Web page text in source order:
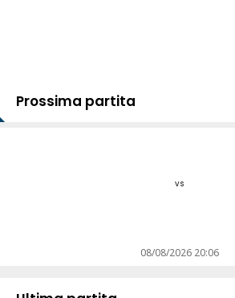
Prossima partita
vs
08/08/2026 20:06